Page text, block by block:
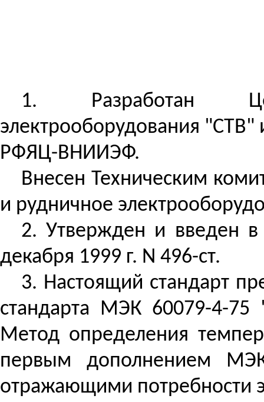
1. Разработан
электрооборудования
РФЯЦ-ВНИИЭФ.
Внесен Техническим
и рудничное
2. Утвержден и введен в
декабря 1999 г. N 496-ст.
3. Настоящий стандарт
стандарта МЭК 60079-4-75
Метод определения
первым дополнением
отражающими потребности